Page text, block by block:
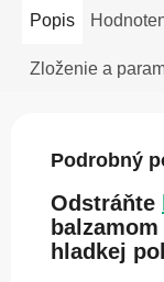
Popis
Zloženie a
Podrobný
Odstráňte
hladkej